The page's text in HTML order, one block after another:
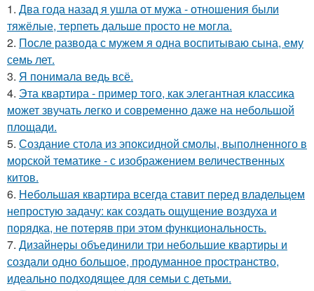
1. Два года назад я ушла от мужа - отношения были
тяжёлые, терпеть дальше просто не могла.
2. После развода с мужем я одна воспитываю сына, ему
семь лет.
3. Я понимала ведь всё.
4. Эта квартира - пример того, как элегантная классика
может звучать легко и современно даже на небольшой
площади.
5. Создание стола из эпоксидной смолы, выполненного в
морской тематике - с изображением величественных
китов.
6. Небольшая квартира всегда ставит перед владельцем
непростую задачу: как создать ощущение воздуха и
порядка, не потеряв при этом функциональность.
7. Дизайнеры объединили три небольшие квартиры и
создали одно большое, продуманное пространство,
идеально подходящее для семьи с детьми.